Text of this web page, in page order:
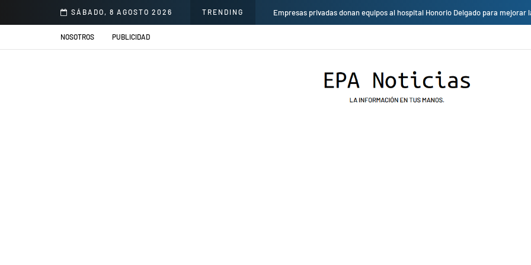
SÁBADO, 8 AGOSTO 2026 TRENDING
Delgado para mejorar la atención en salud Cambio de sede: Vicentico y Los Fabulosos Cadillacs se presentarán en el
NOSOTROS PUBLICIDAD